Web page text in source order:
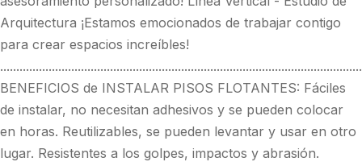
Arquitectura ¡Estamos emocionados de trabajar contigo
para crear espacios increíbles!
BENEFICIOS de INSTALAR PISOS FLOTANTES: Fáciles
de instalar, no necesitan adhesivos y se pueden colocar
en horas. Reutilizables, se pueden levantar y usar en otro
lugar. Resistentes a los golpes, impactos y abrasión.